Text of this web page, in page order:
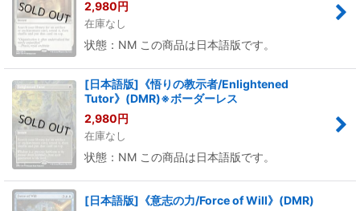
2,980円
在庫なし
状態：NM この商品は日本語版です。
[日本語版]《悟りの教示者/Enlightened
Tutor》(DMR)※ボーダーレス
2,980円
在庫なし
状態：NM この商品は日本語版です。
[日本語版]《意志の力/Force of Will》(DMR)